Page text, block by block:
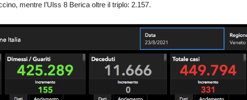
mentre l’Ulss 8 Berica oltre il triplo: 2.157.